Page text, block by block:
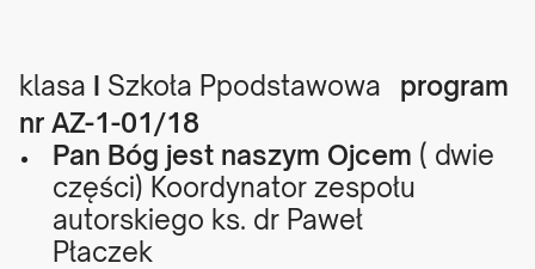
klasa I Szkoła Ppodstawowa program
nr AZ-1-01/18
Pan Bóg jest naszym Ojcem ( dwie
części) Koordynator zespołu
autorskiego ks. dr Paweł
Płaczek